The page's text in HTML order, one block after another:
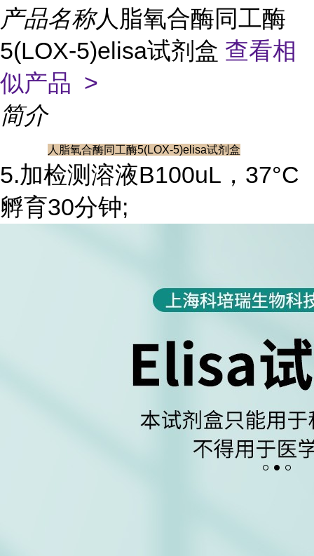
产品名称人脂氧合酶同工酶
5(LOX-5)elisa试剂盒 查看相
似产品 >
简介
人脂氧合酶同工酶5(LOX-5)elisa试剂盒
5.加检测溶液B100uL，37°C
孵育30分钟;